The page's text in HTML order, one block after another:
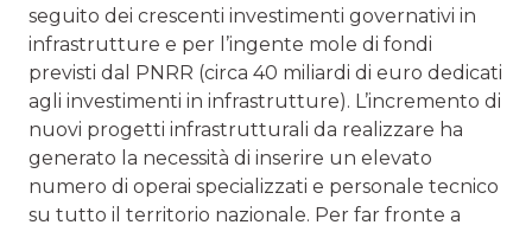
seguito dei crescenti investimenti governativi in
infrastrutture e per l’ingente mole di fondi
previsti dal PNRR (circa 40 miliardi di euro dedicati
agli investimenti in infrastrutture). L’incremento di
nuovi progetti infrastrutturali da realizzare ha
generato la necessità di inserire un elevato
numero di operai specializzati e personale tecnico
su tutto il territorio nazionale. Per far fronte a